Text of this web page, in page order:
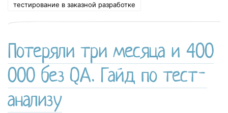
тестирование в заказной разработке
Потеряли три месяца и 400
000 без QA. Гайд по тест-
анализу